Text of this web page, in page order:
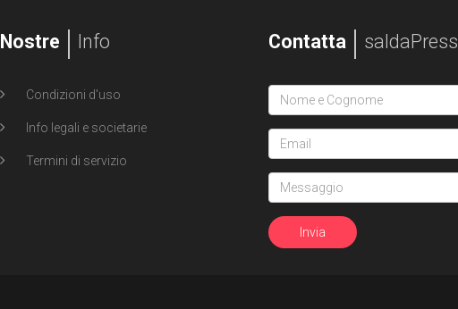
Nostre Info
Condizioni d'uso
Info legali e societarie
Termini di servizio
Contatta saldaPress